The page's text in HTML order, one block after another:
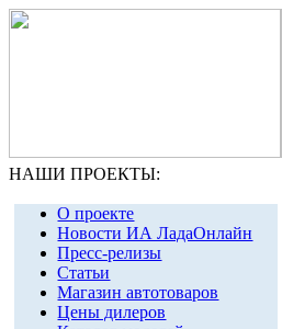
НАШИ ПРОЕКТЫ:
О проекте
Новости ИА ЛадаОнлайн
Пресс-релизы
Статьи
Магазин автотоваров
Цены дилеров